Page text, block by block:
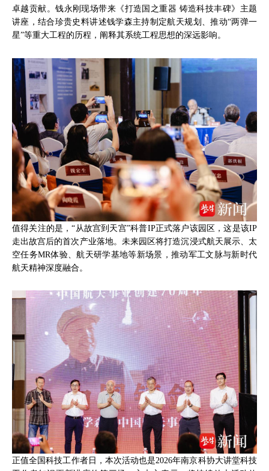
卓越贡献。钱永刚现场带来《打造国之重器 铸造科技丰碑》主题
讲座，结合珍贵史料讲述钱学森主持制定航天规划、推动“两弹一
星”等重大工程的历程，阐释其系统工程思想的深远影响。
值得关注的是，“从故宫到天宫”科普IP正式落户该园区，这是该IP
走出故宫后的首次产业落地。未来园区将打造沉浸式航天展示、太
空任务MR体验、航天研学基地等新场景，推动军工文脉与新时代
航天精神深度融合。
正值全国科技工作者日，本次活动也是2026年南京科协大讲堂科技